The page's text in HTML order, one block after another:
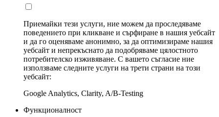
Приемайки тези услуги, ние можем да проследяваме
поведението при кликване и сърфиране в нашия уебсайт
и да го оценяваме анонимно, за да оптимизираме нашия
уебсайт и непрекъснато да подобряваме цялостното
потребителско изживяване. С вашето съгласие ние
използваме следните услуги на трети страни на този
уебсайт:
Google Analytics, Clarity, A/B-Testing
Функционалност